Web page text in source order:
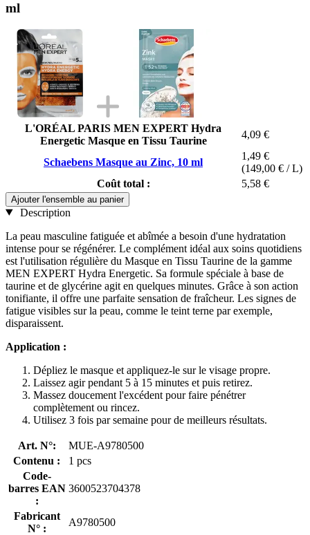
ml
L'ORÉAL PARIS MEN EXPERT Hydra
Energetic Masque en Tissu Taurine
4,09 €
Schaebens Masque au Zinc, 10 ml
1,49 €
(149,00 € / L)
Coût total :
5,58 €
Ajouter l'ensemble au panier
Description
La peau masculine fatiguée et abîmée a besoin d'une hydratation
intense pour se régénérer. Le complément idéal aux soins quotidiens
est l'utilisation régulière du Masque en Tissu Taurine de la gamme
MEN EXPERT Hydra Energetic. Sa formule spéciale à base de
taurine et de glycérine agit en quelques minutes. Grâce à son action
tonifiante, il offre une parfaite sensation de fraîcheur. Les signes de
fatigue visibles sur la peau, comme le teint terne par exemple,
disparaissent.
Application :
Dépliez le masque et appliquez-le sur le visage propre.
Laissez agir pendant 5 à 15 minutes et puis retirez.
Massez doucement l'excédent pour faire pénétrer
complètement ou rincez.
Utilisez 3 fois par semaine pour de meilleurs résultats.
Art. N°:
MUE-A9780500
Contenu :
1 pcs
Code-
barres EAN
:
3600523704378
Fabricant
N° :
A9780500